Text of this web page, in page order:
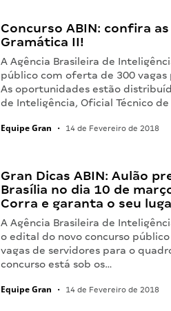
Concurso ABIN: confira
Gramática II!
A Agência Brasileira de
público com oferta de 300 vagas
As oportunidades estão
de Inteligência, Oficial Técnico
Equipe Gran • 14 de Fevereiro de 2018
Gran Dicas ABIN: Aulão
Brasília no dia 10 de
Corra e garanta o seu
A Agência Brasileira de
o edital do novo concurso
vagas de servidores para o
concurso está sob os…
Equipe Gran • 14 de Fevereiro de 2018